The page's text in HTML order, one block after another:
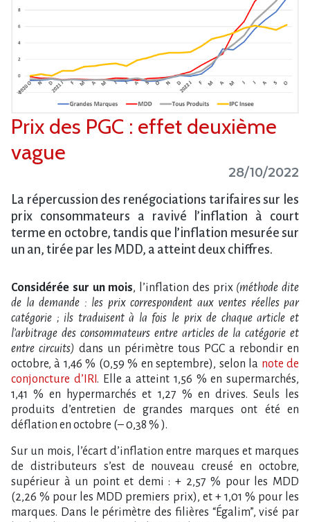
Prix des PGC : effet deuxième
vague
28/10/2022
La répercussion des renégociations tarifaires sur les
prix consommateurs a ravivé l’inflation à court
terme en octobre, tandis que l’inflation mesurée sur
un an, tirée par les MDD, a atteint deux chiffres.
Considérée sur un mois, l’inflation des prix (méthode dite
de la demande : les prix correspondent aux ventes réelles par
catégorie ; ils traduisent à la fois le prix de chaque article et
l’arbitrage des consommateurs entre articles de la catégorie et
entre circuits) dans un périmètre tous PGC a rebondir en
octobre, à 1,46 % (0,59 % en septembre), selon la note de
conjoncture d’IRI . Elle a atteint 1,56 % en supermarchés,
1,41 % en hypermarchés et 1,27 % en drives. Seuls les
produits d’entretien de grandes marques ont été en
déflation en octobre (– 0,38 % ).
Sur un mois, l’écart d’inflation entre marques et marques
de distributeurs s’est de nouveau creusé en octobre,
supérieur à un point et demi : + 2,57 % pour les MDD
(2,26 % pour les MDD premiers prix), et + 1,01 % pour les
marques. Dans le périmètre des filières “Égalim”, visé par